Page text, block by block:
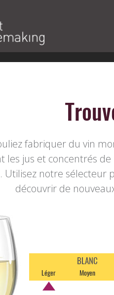
fabriquer du vin
les jus et concentrés
Utilisez notre sélecteur
découvrir de
BLANC
Léger Moyen